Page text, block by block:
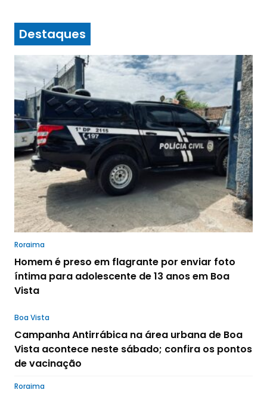
Destaques
Roraima
Homem é preso em flagrante por enviar foto
íntima para adolescente de 13 anos em Boa
Vista
Boa Vista
Campanha Antirrábica na área urbana de Boa
Vista acontece neste sábado; confira os pontos
de vacinação
Roraima